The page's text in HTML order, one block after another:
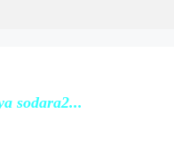
sodara2...